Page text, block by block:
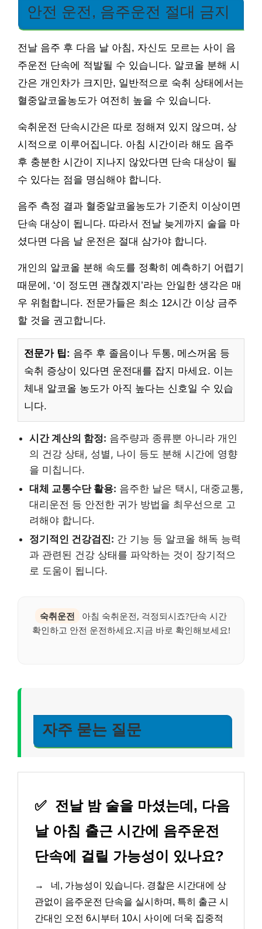
안전 운전, 음주운전 절대 금지
전날 음주 후 다음 날 아침, 자신도 모르는 사이 음
주운전 단속에 적발될 수 있습니다. 알코올 분해 시
간은 개인차가 크지만, 일반적으로 숙취 상태에서는
혈중알코올농도가 여전히 높을 수 있습니다.
숙취운전 단속시간은 따로 정해져 있지 않으며, 상
시적으로 이루어집니다. 아침 시간이라 해도 음주
후 충분한 시간이 지나지 않았다면 단속 대상이 될
수 있다는 점을 명심해야 합니다.
음주 측정 결과 혈중알코올농도가 기준치 이상이면
단속 대상이 됩니다. 따라서 전날 늦게까지 술을 마
셨다면 다음 날 운전은 절대 삼가야 합니다.
개인의 알코올 분해 속도를 정확히 예측하기 어렵기
때문에, ‘이 정도면 괜찮겠지’라는 안일한 생각은 매
우 위험합니다. 전문가들은 최소 12시간 이상 금주
할 것을 권고합니다.
전문가 팁: 음주 후 졸음이나 두통, 메스꺼움 등
숙취 증상이 있다면 운전대를 잡지 마세요. 이는
체내 알코올 농도가 아직 높다는 신호일 수 있습
니다.
시간 계산의 함정: 음주량과 종류뿐 아니라 개인
의 건강 상태, 성별, 나이 등도 분해 시간에 영향
을 미칩니다.
대체 교통수단 활용: 음주한 날은 택시, 대중교통,
대리운전 등 안전한 귀가 방법을 최우선으로 고
려해야 합니다.
정기적인 건강검진: 간 기능 등 알코올 해독 능력
과 관련된 건강 상태를 파악하는 것이 장기적으
로 도움이 됩니다.
숙취운전
아침 숙취운전, 걱정되시죠?단속 시간
확인하고 안전 운전하세요.지금 바로 확인해보세요!
자주 묻는 질문
✅ 전날 밤 술을 마셨는데, 다음
날 아침 출근 시간에 음주운전
단속에 걸릴 가능성이 있나요?
→
네, 가능성이 있습니다. 경찰은 시간대에 상
관없이 음주운전 단속을 실시하며, 특히 출근 시
간대인 오전 6시부터 10시 사이에 더욱 집중적